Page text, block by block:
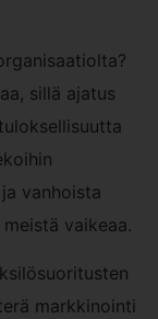
sillä ajatus
vanhoista
vaikeaa.
markkinointi